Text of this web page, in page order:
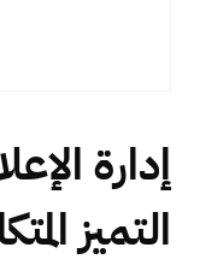
إدارة
التميز